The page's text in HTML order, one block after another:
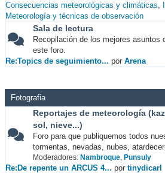
Consecuencias meteorológicas y climáticas
Meteorología y técnicas de observación
Sala de lectura
Recopilación de los mejores asuntos
este foro.
Re:Topics de seguimiento... por Arena
Fotografia
Reportajes de meteorología
sol, nieve...)
Foro para que publiquemos todos
tormentas, nevadas, nubes,
Moderadores: Nambroque, Punsuly
Re:De repente un ARCUS 4... por tinydicarl